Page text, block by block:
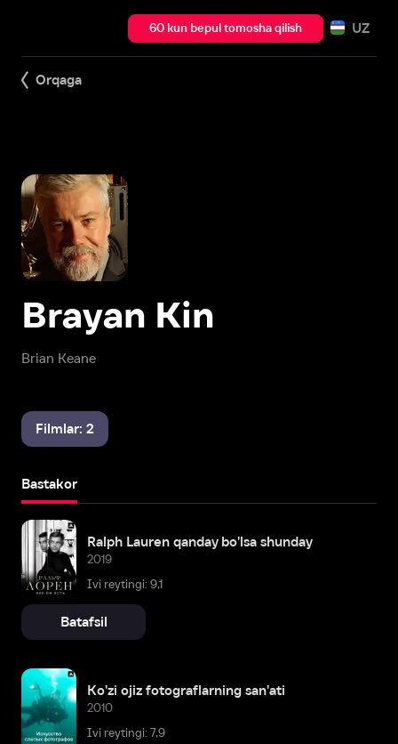
60 kun bepul tomosha qilish UZ
Orqaga
Brian Keane
Brayan Kin
Filmlar: 2
Bastakor
Ralph Lauren qanday bo'lsa shunday
2019
Ivi reytingi: 9,1
Batafsil
Ko'zi ojiz fotograflarning san'ati
2010
Ivi reytingi: 7,9